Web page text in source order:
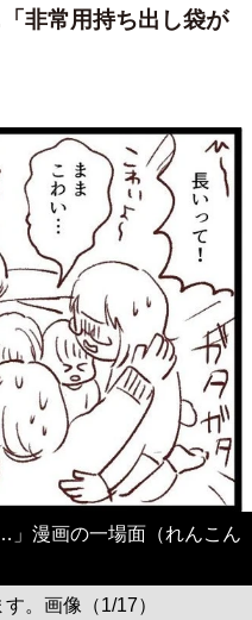
非常用持ち出し袋が
」漫画の一場面（れんこん
。画像（1/17）